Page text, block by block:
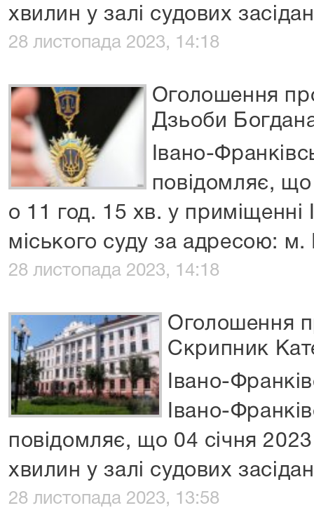
хвилин у залі судових
28 листопада 2023, 14:18
Оголошення
Дзьоби
Івано-
повідомляє,
о 11 год. 15 хв. у приміщенні
міського суду за адресою: м.
28 листопада 2023, 14:18
Оголошення
Скрипник
Івано-
Івано-
повідомляє, що 04 січня
хвилин у залі судових
28 листопада 2023, 13:58